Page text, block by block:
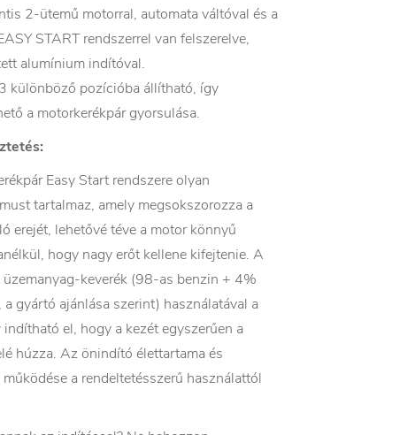
2-ütemű motorral, automata váltóval és a
START rendszerrel van felszerelve,
alumínium indítóval.
különböző pozícióba állítható, így
a motorkerékpár gyorsulása.
Easy Start rendszere olyan
tartalmaz, amely megsokszorozza a
erejét, lehetővé téve a motor könnyű
hogy nagy erőt kellene kifejtenie. A
üzemanyag-keverék (98-as benzin + 4%
a gyártó ajánlása szerint) használatával a
indítható el, hogy a kezét egyszerűen a
húzza. Az önindító élettartama és
a rendeltetésszerű használattól